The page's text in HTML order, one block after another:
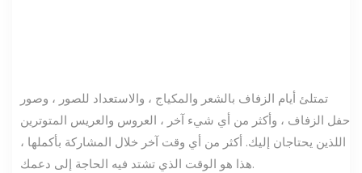
تمتلئ أيام الزفاف بالشعر والمكياج ، والاستعداد للصور ، وصور
حفل الزفاف ، وأكثر من أي شيء آخر ، العروس والعريس المتوترين
اللذين يحتاجان إليك. أكثر من أي وقت آخر خلال المشاركة بأكملها ،
هذا هو الوقت الذي تشتد فيه الحاجة إلى دعمك.